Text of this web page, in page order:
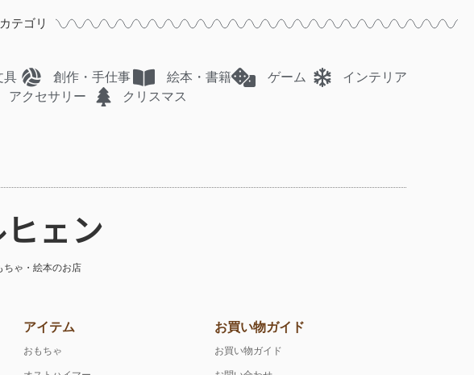
カテゴリ
具 創作・手仕事 絵本・書籍 ゲーム
インテリア
アクセサリー クリスマス
ェン
ちゃ・絵本のお店
アイテム
おもちゃ
お買い物ガイド
お買い物ガイド